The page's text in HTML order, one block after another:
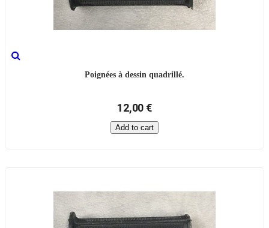
Poignées à dessin quadrillé.
12,00 €
Add to cart